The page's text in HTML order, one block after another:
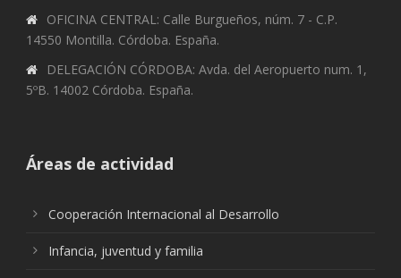
OFICINA CENTRAL: Calle Burgueños, núm. 7 - C.P.
14550 Montilla. Córdoba. España.
DELEGACIÓN CÓRDOBA: Avda. del Aeropuerto num. 1,
5ºB. 14002 Córdoba. España.
Áreas de actividad
Cooperación Internacional al Desarrollo
Infancia, juventud y familia